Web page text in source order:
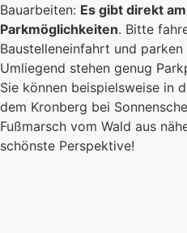
Bauarbeiten: Es gibt direkt
Parkmöglichkeiten. Bitte
Baustelleneinfahrt und
Umliegend stehen genug
Sie können beispielsweise in
dem Kronberg bei
Fußmarsch vom Wald aus
schönste Perspektive!